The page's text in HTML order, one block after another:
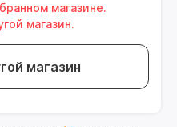
магазине.
магазин.
магазин